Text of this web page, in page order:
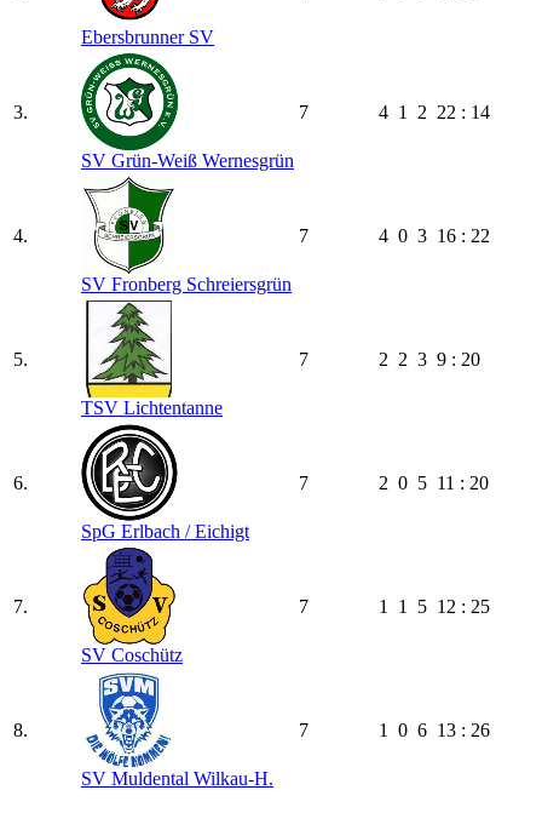
Ebersbrunner SV
3.
SV Grün-Weiß Wernesgrün
7 4 1 2 22 : 14
4.
SV Fronberg Schreiersgrün
7 4 0 3 16 : 22
5.
TSV Lichtentanne
7 2 2 3 9 : 20
6.
SpG Erlbach /​ Eichigt
7 2 0 5 11 : 20
7.
SV Coschütz
7 1 1 5 12 : 25
8.
SV Muldental Wilkau-H.
7 1 0 6 13 : 26